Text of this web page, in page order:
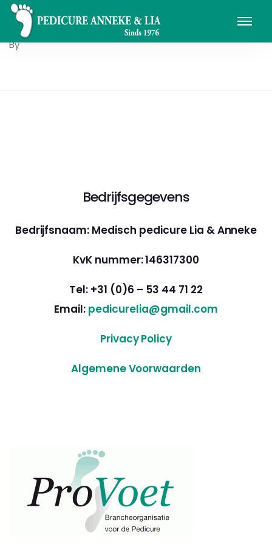
By
Bedrijfsgegevens
Bedrijfsnaam: Medisch pedicure Lia & Anneke
KvK nummer: 146317300
Tel: +31 (0)6 – 53 44 71 22
Email: pedicurelia@gmail.com
Privacy Policy
Algemene Voorwaarden